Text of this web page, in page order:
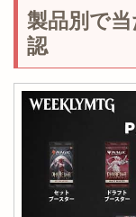
製品別で
認